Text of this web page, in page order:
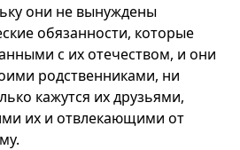
они не вынуждены
обязанности, которые
с их отечеством, и они
родственниками, ни
кажутся их друзьями,
их и отвлекающими от